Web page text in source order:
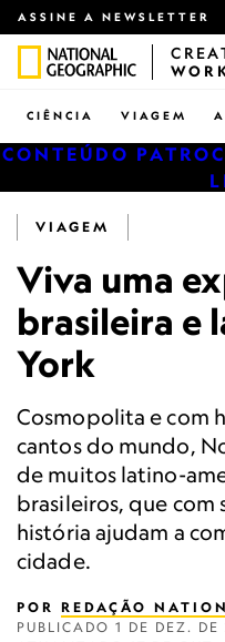
ASSINE A NEWSLETTER
CIÊNCIA VIAGEM
CONTEÚDO
VIAGEM
Viva uma
brasileira e
York
Cosmopolita e com
cantos do mundo,
de muitos latino-
brasileiros, que com
história ajudam a
cidade.
POR REDAÇÃO
PUBLICADO 1 DE DEZ.